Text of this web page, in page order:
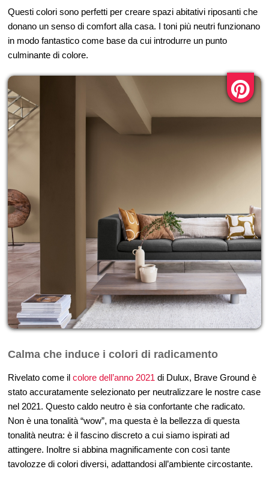
Questi colori sono perfetti per creare spazi abitativi riposanti che
donano un senso di comfort alla casa. I toni più neutri funzionano
in modo fantastico come base da cui introdurre un punto
culminante di colore.
Calma che induce i colori di radicamento
Rivelato come il colore dell’anno 2021 di Dulux, Brave Ground è
stato accuratamente selezionato per neutralizzare le nostre case
nel 2021. Questo caldo neutro è sia confortante che radicato.
Non è una tonalità “wow”, ma questa è la bellezza di questa
tonalità neutra: è il fascino discreto a cui siamo ispirati ad
attingere. Inoltre si abbina magnificamente con così tante
tavolozze di colori diversi, adattandosi all’ambiente circostante.